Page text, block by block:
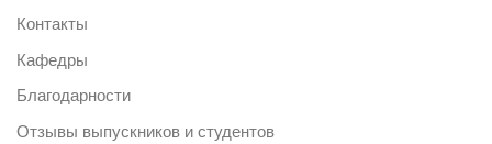
Контакты
Кафедры
Благодарности
Отзывы выпускников и студентов